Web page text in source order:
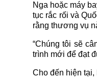
Nga hoặc máy
tục rắc rối và
rằng thương vụ
“Chúng tôi sẽ
trình mới để đạt
Cho đến hiện tại,